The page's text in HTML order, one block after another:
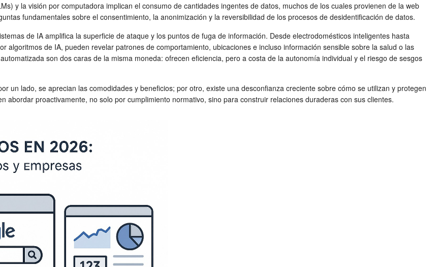
y la visión por computadora implican el consumo de cantidades ingentes de datos, muchos de los cuales provienen de la web
fundamentales sobre el consentimiento, la anonimización y la reversibilidad de los procesos de desidentificación de datos.
de IA amplifica la superficie de ataque y los puntos de fuga de información. Desde electrodomésticos inteligentes hasta
algoritmos de IA, pueden revelar patrones de comportamiento, ubicaciones e incluso información sensible sobre la salud o las
son dos caras de la misma moneda: ofrecen eficiencia, pero a costa de la autonomía individual y el riesgo de sesgos
un lado, se aprecian las comodidades y beneficios; por otro, existe una desconfianza creciente sobre cómo se utilizan y protegen
abordar proactivamente, no solo por cumplimiento normativo, sino para construir relaciones duraderas con sus clientes.